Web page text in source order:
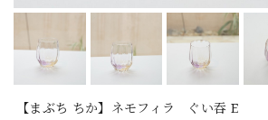
【まぶち ちか】ネモフィラ ぐい吞 E